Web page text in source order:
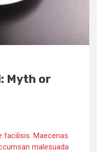
Myth or
facilisis. Maecenas
malesuada